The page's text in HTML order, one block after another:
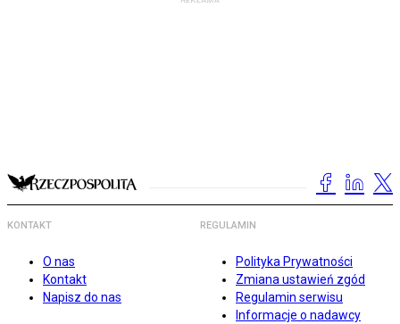
KONTAKT
O nas
Kontakt
Napisz do nas
REGULAMIN
Polityka Prywatności
Zmiana ustawień zgód
Regulamin serwisu
Informacje o nadawcy